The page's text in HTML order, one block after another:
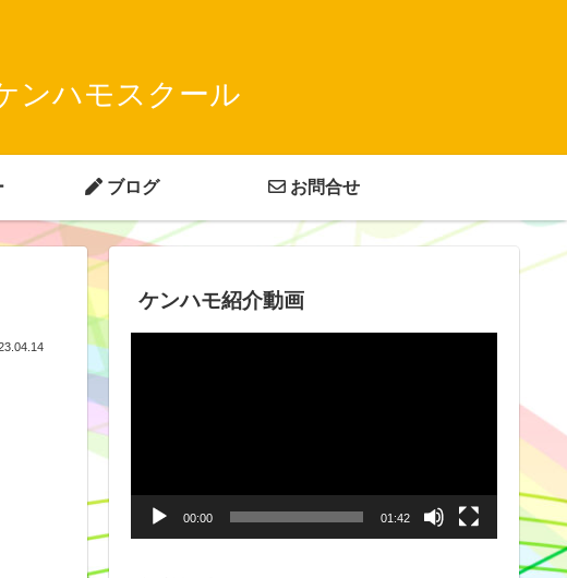
ンハモスクール
ブログ お問合せ
ケンハモ紹介動画
ヤ
00:00 01:42